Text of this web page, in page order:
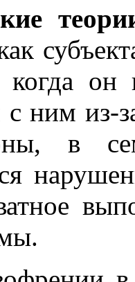
когда он
ним из-
в